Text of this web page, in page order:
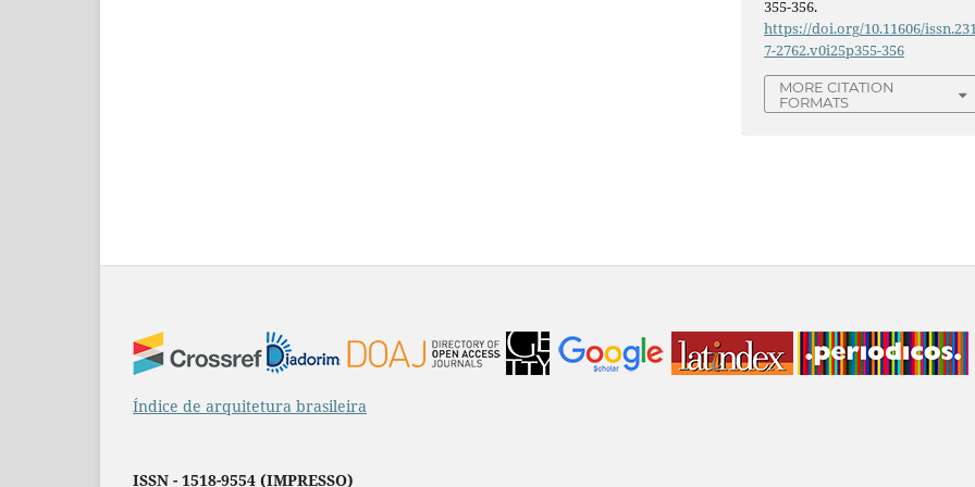
355-356.
https://doi.org/10.11606/
7-2762.v0i25p355-356
MORE CITATION
FORMATS
Índice de arquitetura brasileira
ISSN - 1518-9554 (IMPRESSO)